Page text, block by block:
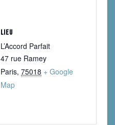
LIEU
L’Accord Parfait
47 rue Ramey
Paris, 75018 + Google
Map